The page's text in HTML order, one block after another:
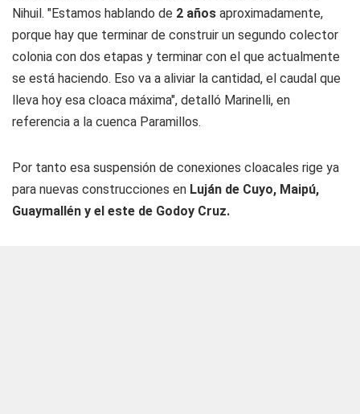
Nihuil. "Estamos hablando de 2 años aproximadamente,
porque hay que terminar de construir un segundo colector
colonia con dos etapas y terminar con el que actualmente
se está haciendo. Eso va a aliviar la cantidad, el caudal que
lleva hoy esa cloaca máxima", detalló Marinelli, en
referencia a la cuenca Paramillos.
Por tanto esa suspensión de conexiones cloacales rige ya
para nuevas construcciones en Luján de Cuyo, Maipú,
Guaymallén y el este de Godoy Cruz.